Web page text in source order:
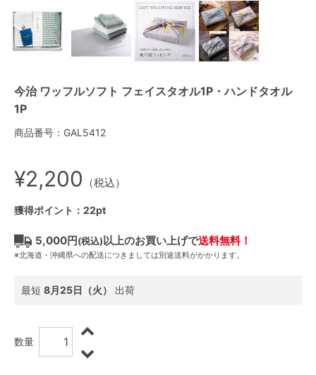
今治 ワッフルソフト フェイスタオル1P・ハンドタオル
1P
商品番号：GAL5412
¥2,200 （税込）
獲得ポイント：22pt
5,000円(税込)以上のお買い上げで送料無料！
※北海道・沖縄県への配送につきましては別途送料がかかります。
最短 8月25日（火） 出荷
数量